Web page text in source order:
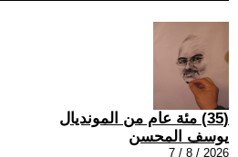
(35) مئة عام من المونديال
يوسف المحسن
2026 / 8 / 7